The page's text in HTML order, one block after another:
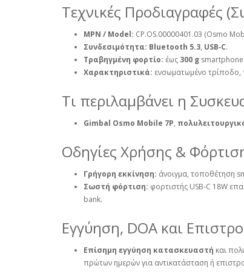
Τεχνικές Προδιαγραφές
MPN / Model: CP.OS.00000401.03 (Osmo
Συνδεσιμότητα: Bluetooth 5.3, USB‑C.
Τραβηγμένη φορτίο: έως 300 g smartphone.
Χαρακτηριστικά: ενσωματωμένο τρίποδο,
Τι περιλαμβάνει η
Gimbal Osmo Mobile 7P,
Οδηγίες Χρήσης &
Γρήγορη εκκίνηση: άνοιγμα, τοποθέτηση
Σωστή φόρτιση: φορτιστής USB‑C 18W
bank.
Εγγύηση, DOA και
Επίσημη εγγύηση κατασκευαστή και
πρώτων ημερών για αντικατάσταση ή